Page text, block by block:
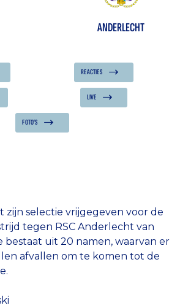
ANDERLECHT
REACTIES
LIVE
FOTO'S
zijn selectie vrijgegeven voor de
tegen RSC Anderlecht van
bestaat uit 20 namen, waarvan er
afvallen om te komen tot de